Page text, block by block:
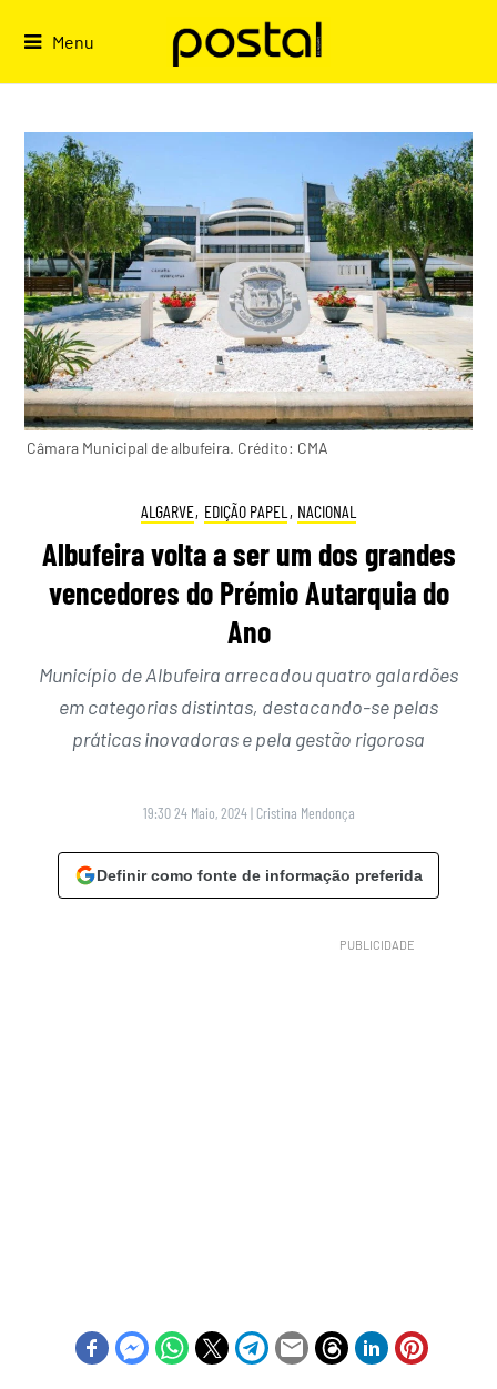
Menu
Câmara Municipal de albufeira. Crédito: CMA
ALGARVE, EDIÇÃO PAPEL , NACIONAL
Albufeira volta a ser um dos grandes
vencedores do Prémio Autarquia do
Ano
Município de Albufeira arrecadou quatro galardões
em categorias distintas, destacando-se pelas
práticas inovadoras e pela gestão rigorosa
19:30 24 Maio, 2024 | Cristina Mendonça
Definir como fonte de informação preferida